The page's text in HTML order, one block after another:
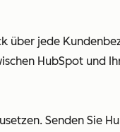
über jede
HubSpot und
Senden Sie